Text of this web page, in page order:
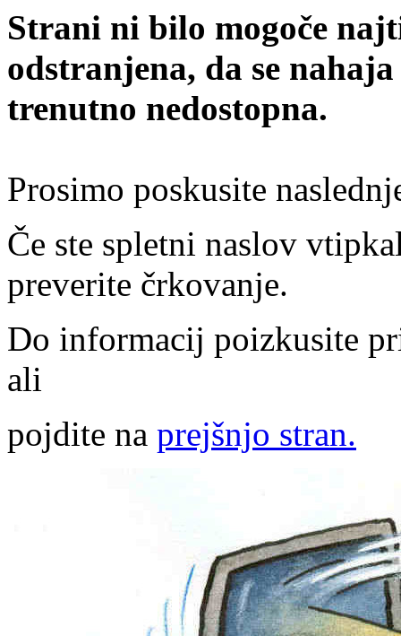
Strani ni bilo mogoče
odstranjena, da se
trenutno nedostopna.
Prosimo poskusite
Če ste spletni naslov
preverite črkovanje.
Do informacij poizkusite
ali
pojdite na prejšnjo stran.